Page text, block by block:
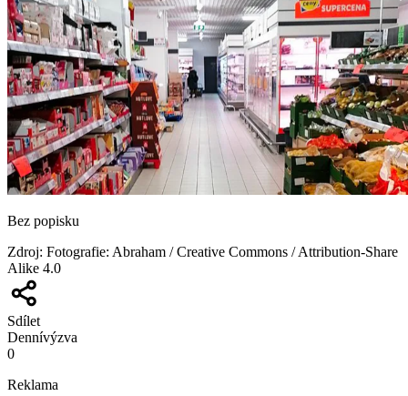
Bez popisku
Zdroj: Fotografie: Abraham / Creative Commons / Attribution-Share
Alike 4.0
Sdílet
Dennívýzva
0
Reklama